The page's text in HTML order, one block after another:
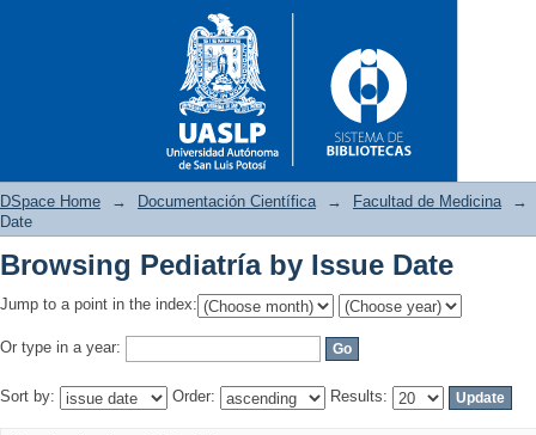
Browsing Pediatría by Issue
DSpace Home → Documentación Científica → Facultad de Medicina
→
Date
Browsing Pediatría by Issue Date
Jump to a point in the index:
Or type in a year:
Sort by: Order: Results: